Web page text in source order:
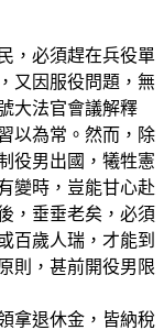
，必須趕在兵役單
又因服役問題，無
大法官會議解釋
以為常。然而，除
役男出國，犧牲憲
變時，豈能甘心赴
，垂垂老矣，必須
百歲人瑞，才能到
則，甚前開役男限
拿退休金，皆納稅